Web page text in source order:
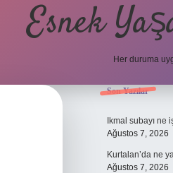
Esnek
Her duruma
Son Yazılar
Ikmal subayı ne
Ağustos 7, 2026
Kurtalan’da ne
Ağustos 7, 2026